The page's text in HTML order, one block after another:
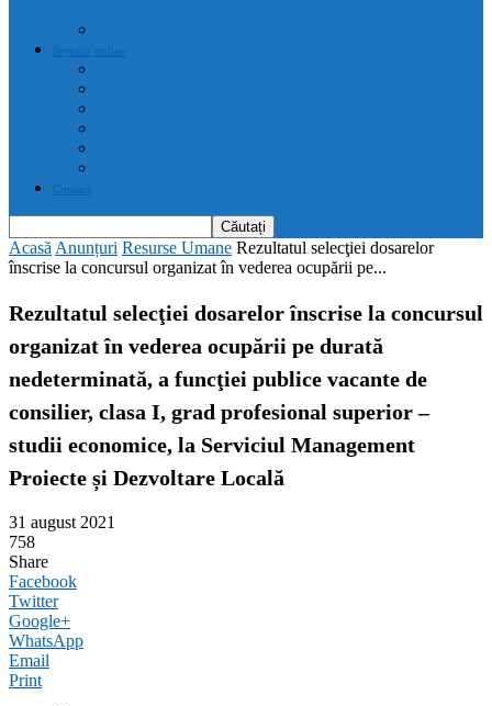
Servicii online
Contact
AcasăAnunțuri Resurse Umane Rezultatul selecţiei dosarelor
înscrise la concursul organizat în vederea ocupării pe...
Rezultatul selecţiei dosarelor înscrise la concursul
organizat în vederea ocupării pe durată
nedeterminată, a funcţiei publice vacante de
consilier, clasa I, grad profesional superior –
studii economice, la Serviciul Management
Proiecte și Dezvoltare Locală
31 august 2021
758
Share
Facebook
Twitter
Google+
WhatsApp
Email
Print